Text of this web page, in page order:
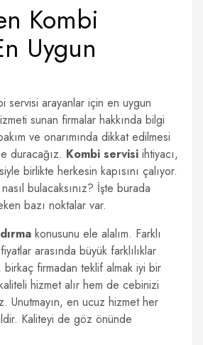
Kombi
Uygun
servisi arayanlar için en uygun
sunan firmalar hakkında bilgi
ve onarımında dikkat edilmesi
duracağız. Kombi servisi ihtiyacı,
birlikte herkesin kapısını çalıyor.
bulacaksınız? İşte burada
bazı noktalar var.
konusunu ele alalım. Farklı
arasında büyük farklılıklar
firmadan teklif almak iyi bir
hizmet alır hem de cebinizi
Unutmayın, en ucuz hizmet her
Kaliteyi de göz önünde